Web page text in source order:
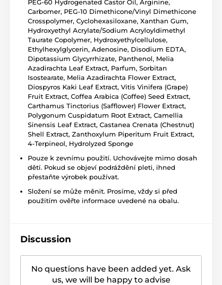
PEG-60 Hydrogenated Castor Oil, Arginine,
Carbomer, PEG-10 Dimethicone/Vinyl Dimethicone
Crosspolymer, Cyclohexasiloxane, Xanthan Gum,
Hydroxyethyl Acrylate/Sodium Acryloyldimethyl
Taurate Copolymer, Hydroxyethylcellulose,
Ethylhexylglycerin, Adenosine, Disodium EDTA,
Dipotassium Glycyrrhizate, Panthenol, Melia
Azadirachta Leaf Extract, Parfum, Sorbitan
Isostearate, Melia Azadirachta Flower Extract,
Diospyros Kaki Leaf Extract, Vitis Vinifera (Grape)
Fruit Extract, Coffea Arabica (Coffee) Seed Extract,
Carthamus Tinctorius (Safflower) Flower Extract,
Polygonum Cuspidatum Root Extract, Camellia
Sinensis Leaf Extract, Castanea Crenata (Chestnut)
Shell Extract, Zanthoxylum Piperitum Fruit Extract,
4-Terpineol, Hydrolyzed Sponge
Pouze k zevnímu použití. Uchovávejte mimo dosah
dětí. Pokud se objeví podráždění pleti, ihned
přestaňte výrobek používat.
Složení se může měnit. Prosíme, vždy si před
použitím ověřte informace uvedené na obalu.
Discussion
No questions have been added yet. Ask
us, we will be happy to advise